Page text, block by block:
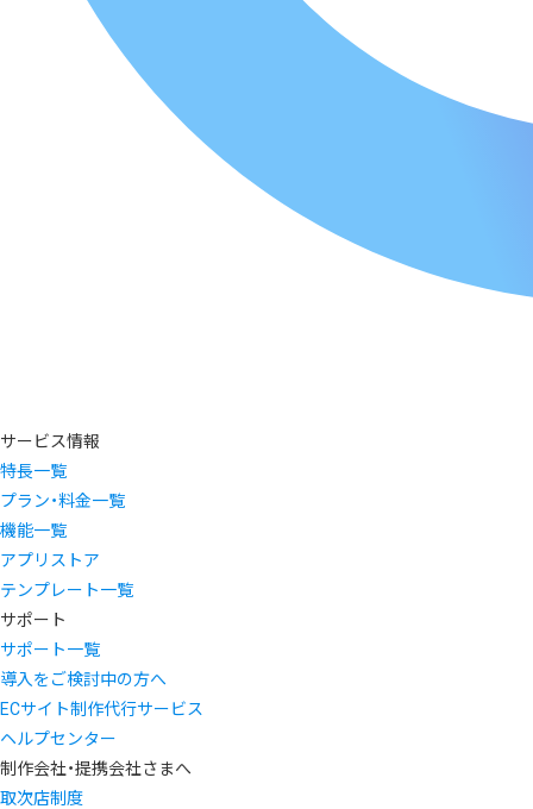
サービス情報
特長一覧
プラン・料金一覧
機能一覧
アプリストア
テンプレート一覧
サポート
サポート一覧
導入をご検討中の方へ
ECサイト制作代行サービス
ヘルプセンター
制作会社・提携会社さまへ
取次店制度